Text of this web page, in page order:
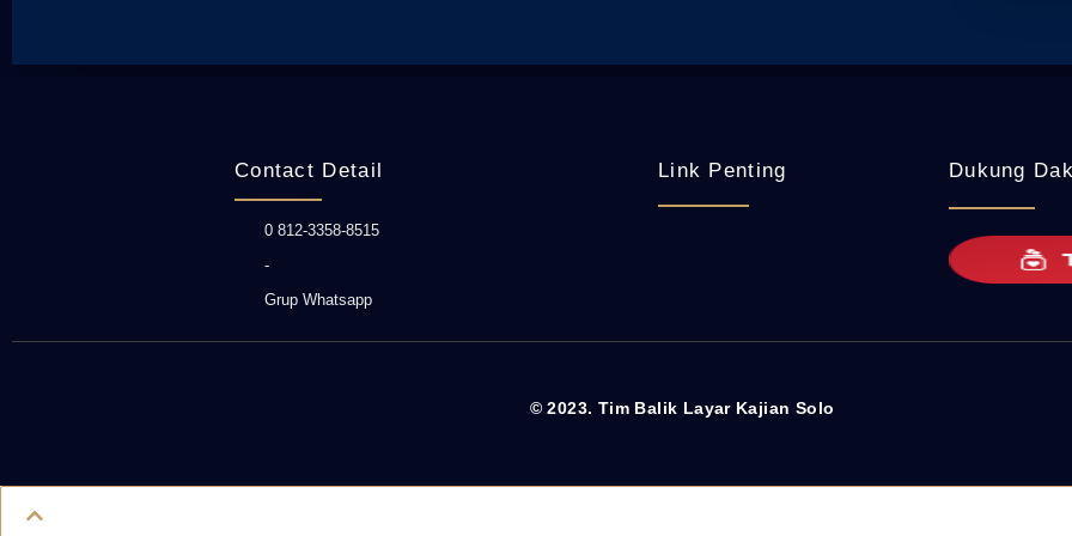
Contact Detail
0 812-3358-8515
-
Grup Whatsapp
Link Penting Dukung
© 2023. Tim Balik Layar Kajian Solo